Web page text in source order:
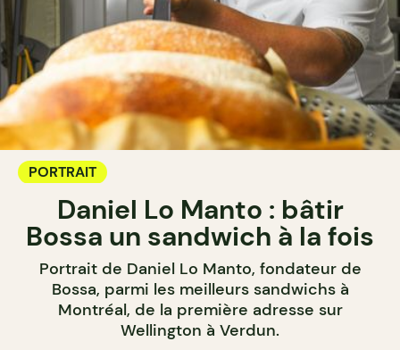
PORTRAIT
Daniel Lo Manto : bâtir
Bossa un sandwich à la fois
Portrait de Daniel Lo Manto, fondateur de
Bossa, parmi les meilleurs sandwichs à
Montréal, de la première adresse sur
Wellington à Verdun.